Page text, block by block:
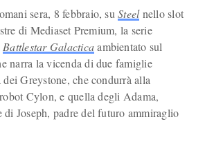
sera, 8 febbraio, suSteelnello slot
di Mediaset Premium, la serie
Battlestar Galacticaambientato sul
narra la vicenda di due famiglie
Greystone, che condurrà alla
Cylon, e quella degli Adama,
di Joseph, padre del futuro ammiraglio